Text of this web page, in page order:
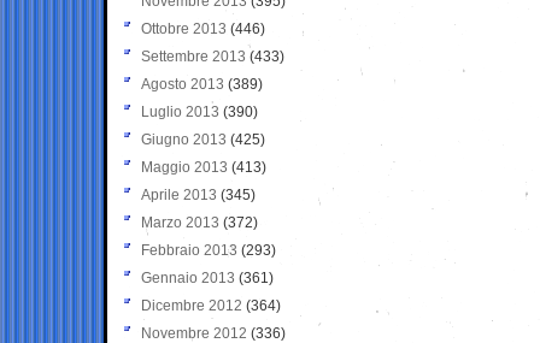
Ottobre 2013 (446)
Settembre 2013 (433)
Agosto 2013 (389)
Luglio 2013 (390)
Giugno 2013 (425)
Maggio 2013 (413)
Aprile 2013 (345)
Marzo 2013 (372)
Febbraio 2013 (293)
Gennaio 2013 (361)
Dicembre 2012 (364)
Novembre 2012 (336)